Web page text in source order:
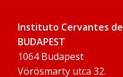
Instituto Cervantes de
BUDAPEST
1064 Budapest
Vörösmarty utca 32.